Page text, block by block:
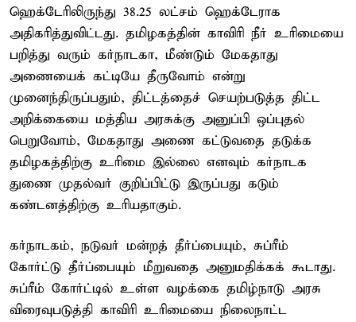
ஹெக்டேரிலிருந்து 38.25 லட்சம் ஹெக்டேராக
அதிகரித்துவிட்டது. தமிழகத்தின் காவிரி நீர் உரிமையை
பறித்து வரும் கர்நாடகா, மீண்டும் மேகதாது
அணையைக் கட்டியே தீருவோம் என்று
முனைந்திருப்பதும், திட்டத்தைச் செயற்படுத்த திட்ட
அறிக்கையை மத்திய அரசுக்கு அனுப்பி ஒப்புதல்
பெறுவோம், மேகதாது அணை கட்டுவதை தடுக்க
தமிழகத்திற்கு உரிமை இல்லை எனவும் கர்நாடக
துணை முதல்வர் குறிப்பிட்டு இருப்பது கடும்
கண்டனத்திற்கு உரியதாகும்.
கர்நாடகம், நடுவர் மன்றத் தீர்ப்பையும், சுப்ரீம்
கோர்ட்டு தீர்ப்பையும் மீறுவதை அனுமதிக்கக் கூடாது.
சுப்ரீம் கோர்ட்டில் உள்ள வழக்கை தமிழ்நாடு அரசு
விரைவுபடுத்தி காவிரி உரிமையை நிலைநாட்ட